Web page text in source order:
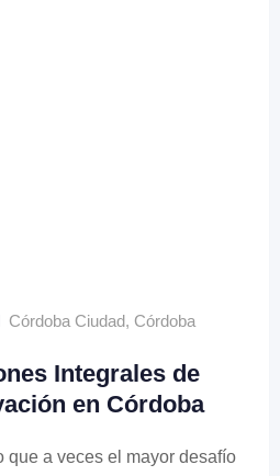
Córdoba Ciudad, Córdoba
Integrales de
en Córdoba
que a veces el mayor desafío